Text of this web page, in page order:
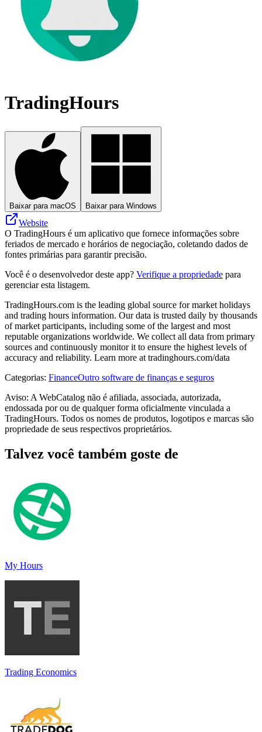
TradingHours
Baixar para macOS Baixar para Windows
Website
O TradingHours é um aplicativo que fornece informações sobre
feriados de mercado e horários de negociação, coletando dados de
fontes primárias para garantir precisão.
Você é o desenvolvedor deste app? Verifique a propriedade para
gerenciar esta listagem.
TradingHours.com is the leading global source for market holidays
and trading hours information. Our data is trusted daily by thousands
of market participants, including some of the largest and most
reputable organizations worldwide. We collect all data from primary
sources and continuously monitor it to ensure the highest levels of
accuracy and reliability. Learn more at tradinghours.com/data
Categorias: FinanceOutro software de finanças e seguros
Aviso: A WebCatalog não é afiliada, associada, autorizada,
endossada por ou de qualquer forma oficialmente vinculada a
TradingHours. Todos os nomes de produtos, logotipos e marcas são
propriedade de seus respectivos proprietários.
Talvez você também goste de
My Hours
Trading Economics